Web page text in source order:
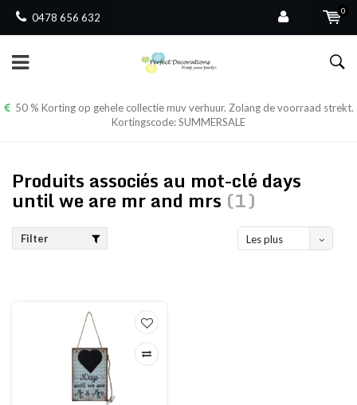
0478 656 632
0
50 % Korting op gehele collectie muv verhuur. Zolang de voorraad strekt.
Kortingscode: SUMMERSALE
Produits associés au mot-clé days
until we are mr and mrs (1)
Filter
Les plus